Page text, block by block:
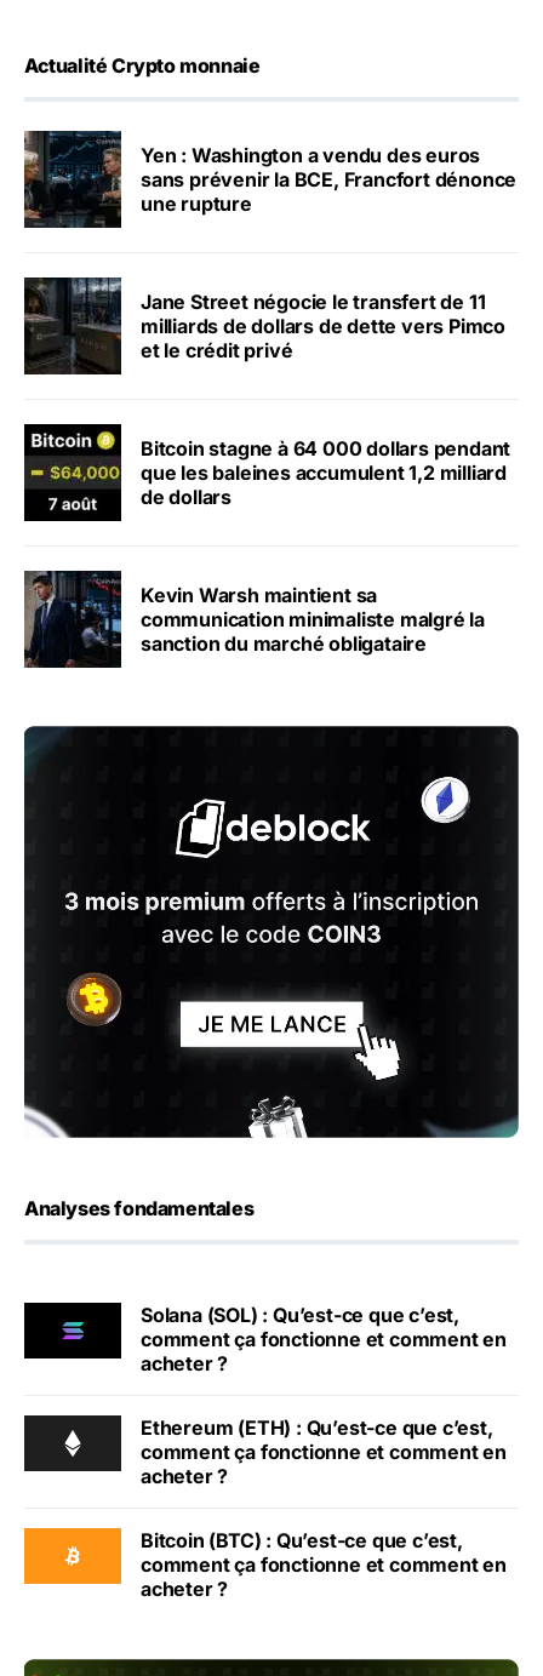
Actualité Crypto monnaie
Yen : Washington a vendu des euros
sans prévenir la BCE, Francfort dénonce
une rupture
Jane Street négocie le transfert de 11
milliards de dollars de dette vers Pimco
et le crédit privé
Bitcoin stagne à 64 000 dollars pendant
que les baleines accumulent 1,2 milliard
de dollars
Kevin Warsh maintient sa
communication minimaliste malgré la
sanction du marché obligataire
Analyses fondamentales
Solana (SOL) : Qu’est-ce que c’est,
comment ça fonctionne et comment en
acheter ?
Ethereum (ETH) : Qu’est-ce que c’est,
comment ça fonctionne et comment en
acheter ?
Bitcoin (BTC) : Qu’est-ce que c’est,
comment ça fonctionne et comment en
acheter ?